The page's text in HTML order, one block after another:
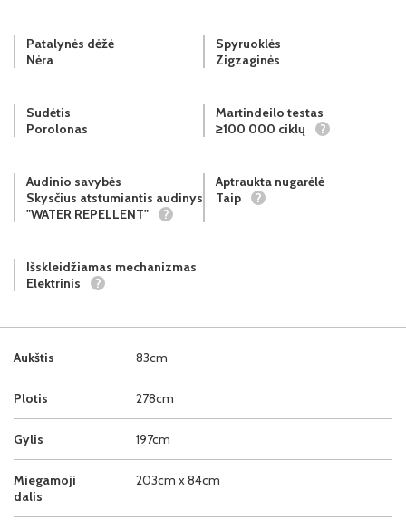
Aukštis 83cm
Plotis 278cm
Gylis 197cm
Miegamoji
dalis
203cm x 84cm
Patalynės dėžė
Nėra
Spyruoklės
Zigzaginės
Sudėtis
Porolonas
Martindeilo testas
≥100 000 ciklų
?
Audinio savybės
Skysčius atstumiantis audinys
"WATER REPELLENT"
?
Aptraukta nugarėlė
Taip
?
Išskleidžiamas mechanizmas
Elektrinis
?